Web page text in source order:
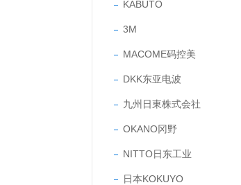
KABUTO
3M
MACOME码控美
DKK东亚电波
九州日東株式会社
OKANO冈野
NITTO日东工业
日本KOKUYO